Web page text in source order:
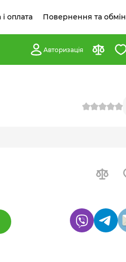
оплата Повернення та обмін
Авторизація